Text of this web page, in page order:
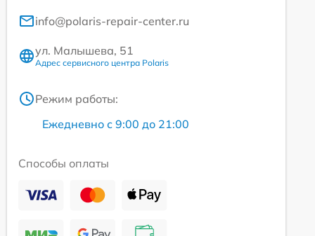
info@polaris-repair-center.ru
ул. Малышева, 51
Адрес сервисного центра Polaris
Режим работы:
Ежедневно с 9:00 до 21:00
Способы оплаты